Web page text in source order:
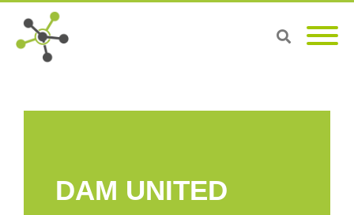
DAM UNITED